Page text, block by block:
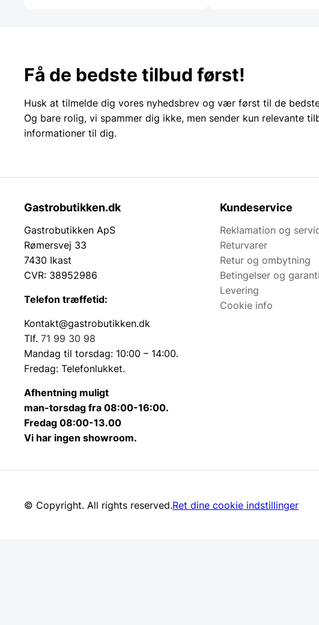
Få de bedste tilbud først!
Husk at tilmelde dig vores nyhedsbrev og vær først til de
Og bare rolig, vi spammer dig ikke, men sender kun relevante
informationer til dig.
Gastrobutikken.dk
Gastrobutikken ApS
Rømersvej 33
7430 Ikast
CVR: 38952986
Telefon træffetid:
Kontakt@gastrobutikken.dk
Tlf. 71 99 30 98
Mandag til torsdag: 10:00 – 14:00.
Fredag: Telefonlukket.
Afhentning muligt
man-torsdag fra 08:00-16:00.
Fredag 08:00-13.00
Vi har ingen showroom.
Kundeservice
Reklamation og
Returvarer
Retur og ombytning
Betingelser og garanti
Levering
Cookie info
© Copyright. All rights reserved.Ret dine cookie indstillinger